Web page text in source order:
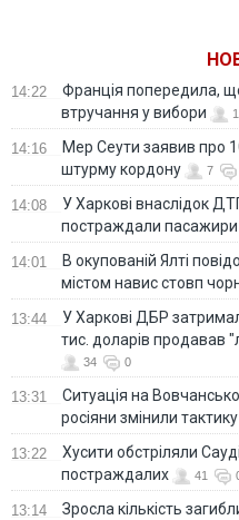
14:22
Франція попередила,
втручання у вибори
1
14:16
Мер Сеути заявив про
штурму кордону
7
14:08
У Харкові внаслідок
постраждали пасажири
14:01
В окупованій Ялті
містом навис стовп
13:44
У Харкові ДБР
тис. доларів продавав
34 0
13:31
Ситуація на
росіяни змінили
13:22
Хусити обстріляли
постраждалих
41
13:14
Зросла кількість